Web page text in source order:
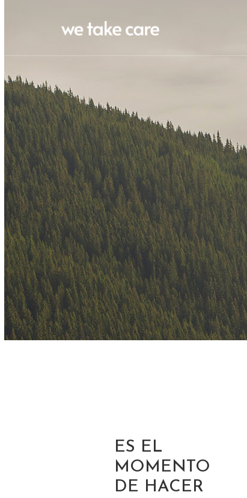
¿Qué es
we take
care?
ES EL
MOMENTO
DE HACER